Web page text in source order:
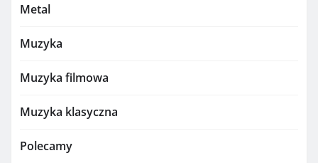
Metal
Muzyka
Muzyka filmowa
Muzyka klasyczna
Polecamy